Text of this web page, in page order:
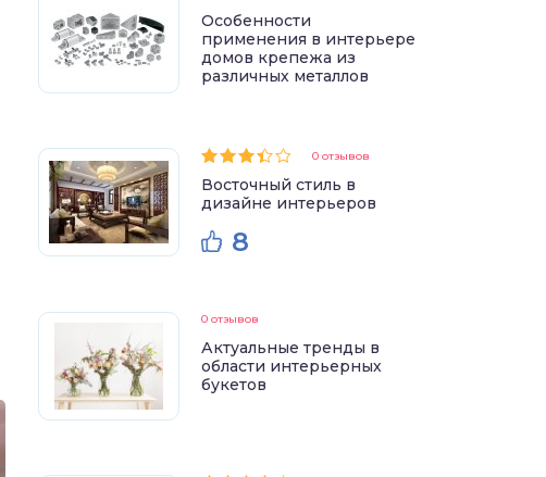
Особенности
применения в интерьере
домов крепежа из
различных металлов
0 отзывов
Восточный стиль в
дизайне интерьеров
8
0 отзывов
Актуальные тренды в
области интерьерных
букетов